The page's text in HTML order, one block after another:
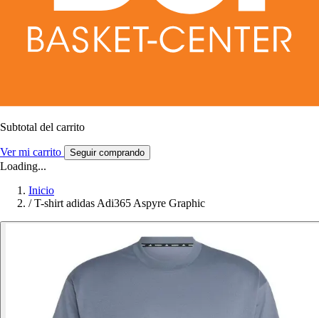
Subtotal del carrito
Ver mi carrito Seguir comprando
Loading...
Inicio
/ T-shirt adidas Adi365 Aspyre Graphic